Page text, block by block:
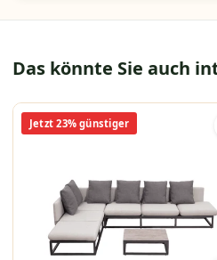
Das könnte Sie auch
Jetzt 23% günstiger